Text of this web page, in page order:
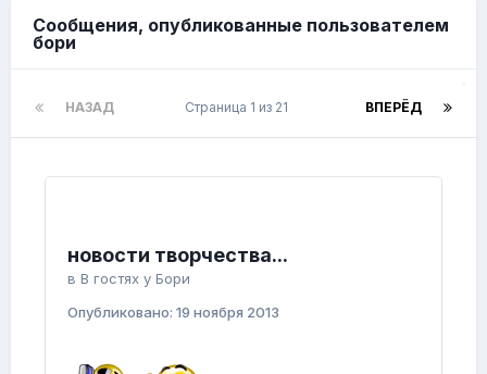
Сообщения, опубликованные пользователем
бори
НАЗАД ВПЕРЁД
Страница 1 из 21
новости творчества...
в В гостях у Бори
Опубликовано: 19 ноября 2013